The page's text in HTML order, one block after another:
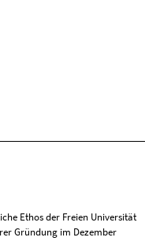
Ethos der Freien Universität
Gründung im Dezember